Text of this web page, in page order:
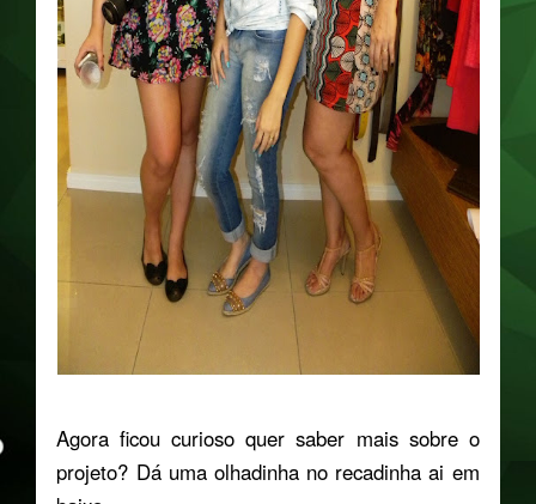
Agora ficou curioso quer saber mais sobre o
projeto? Dá uma olhadinha no recadinha ai em